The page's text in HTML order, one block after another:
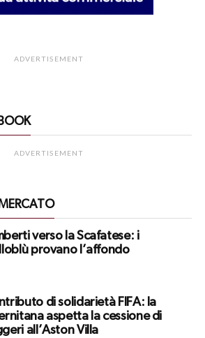
ADVERTISEMENT
ADVERTISEMENT
verso la Scafatese: i
provano l’affondo
di solidarietà FIFA: la
aspetta la cessione di
all’Aston Villa